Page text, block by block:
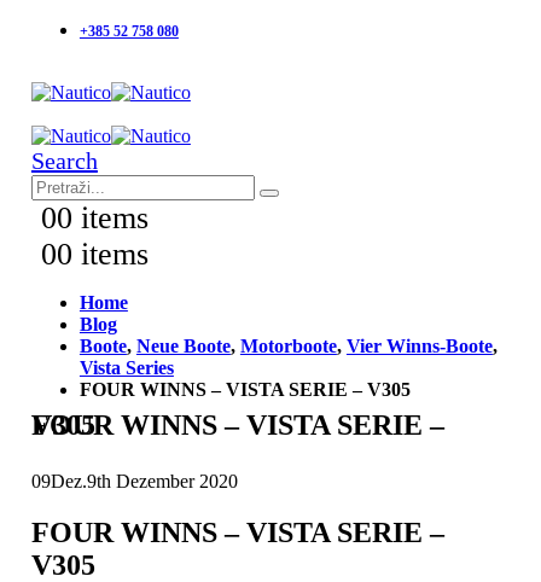
+385 52 758 080
Search
00 items
00 items
Home
Blog
Boote, Neue Boote, Motorboote, Vier Winns-Boote,
Vista Series
FOUR WINNS – VISTA SERIE – V305
FOUR WINNS – VISTA SERIE – V305
09Dez.9th Dezember 2020
FOUR WINNS – VISTA SERIE –
V305